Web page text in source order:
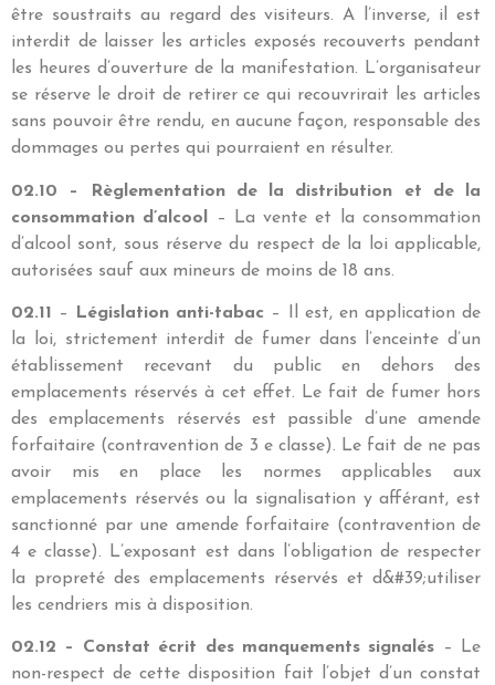
être soustraits au regard des visiteurs. A l’inverse, il est
interdit de laisser les articles exposés recouverts pendant
les heures d’ouverture de la manifestation. L’organisateur
se réserve le droit de retirer ce qui recouvrirait les articles
sans pouvoir être rendu, en aucune façon, responsable des
dommages ou pertes qui pourraient en résulter.
02.10 – Règlementation de la distribution et de la
consommation d’alcool
– La vente et la consommation
d’alcool sont, sous réserve du respect de la loi applicable,
autorisées sauf aux mineurs de moins de 18 ans.
02.11 – Législation anti-tabac – Il est, en application de
la loi, strictement interdit de fumer dans l’enceinte d’un
établissement recevant du public en dehors des
emplacements réservés à cet effet. Le fait de fumer hors
des emplacements réservés est passible d’une amende
forfaitaire (contravention de 3 e classe). Le fait de ne pas
avoir mis en place les normes applicables aux
emplacements réservés ou la signalisation y afférant, est
sanctionné par une amende forfaitaire (contravention de
4 e classe). L’exposant est dans l’obligation de respecter
la propreté des emplacements réservés et d&#39;utiliser
les cendriers mis à disposition.
02.12 – Constat écrit des manquements signalés – Le
non-respect de cette disposition fait l’objet d’un constat